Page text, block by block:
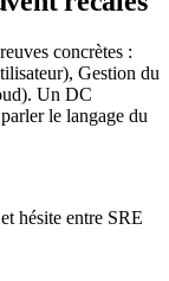
concrètes :
Gestion du
Un DC
le langage du
hésite entre SRE